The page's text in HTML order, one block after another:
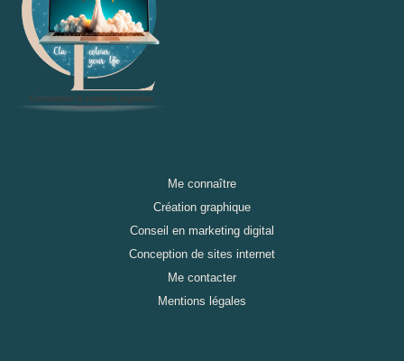
Me connaître
Création graphique
Conseil en marketing digital
Conception de sites internet
Me contacter
Mentions légales